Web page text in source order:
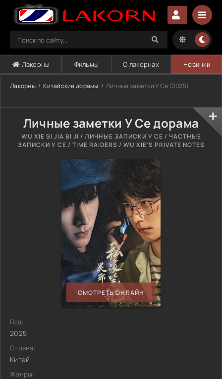
Лакорны Фильмы О лакорнах Новинки
Лакорны Китайские дорамы Личные заметки У Се (2025)
Личные заметки У Се дорама
WU XIE SI JIA BI JI / ЛИЧНЫЕ ЗАПИСКИ У СЕ / ЧАСТНЫЕ
ЗАПИСКИ У СЕ / TIME RAIDERS / WU XIE'S PRIVATE NOTES
СМОТРЕТЬ ОНЛАЙН
Год:
2025
Страна:
Китай
Жанры: